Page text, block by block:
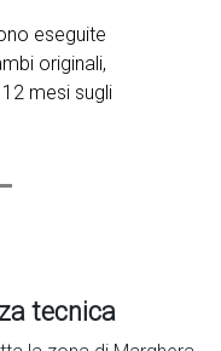
eseguite
originali,
mesi sugli
tecnica